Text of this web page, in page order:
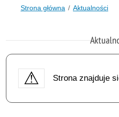
Strona główna Aktualności
Strona znajduje